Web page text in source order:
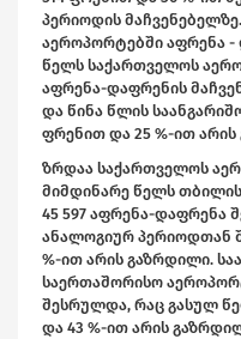
პერიოდის
აეროპორტებში აფრენა -
წელს საქართველოს
აფრენა-დაფრენის
და წინა წლის
ფრენით და 25 %-ით
ზრდაა საქართველოს
მიმდინარე წელს
45 597 აფრენა-დაფრენა
ანალოგიურ პერიოდთან
%-ით არის გაზრდილი.
საერთაშორისო
შესრულდა, რაც გასულ
და 43 %-ით არის